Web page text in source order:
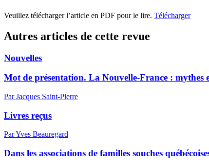
Veuillez télécharger l’article en PDF pour le lire. Télécharger
Autres articles de cette revue
Nouvelles
Mot de présentation. La Nouvelle-France : mythes
Par Jacques Saint-Pierre
Livres reçus
Par Yves Beauregard
Dans les associations de familles souches